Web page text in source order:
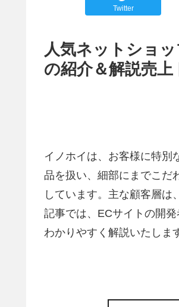
Twitter
人気ネットショ
の紹介＆解説売
イノホイは、お客様に特別
品を扱い、細部にまでこだ
しています。主な顧客層
記事では、ECサイトの開
わかりやすく解説いたしま